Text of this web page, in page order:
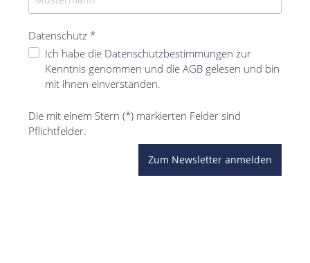
Datenschutz *
Ich habe die Datenschutzbestimmungen zur
Kenntnis genommen und die AGB gelesen und bin
mit ihnen einverstanden.
Die mit einem Stern (*) markierten Felder sind
Pflichtfelder.
Zum Newsletter anmelden